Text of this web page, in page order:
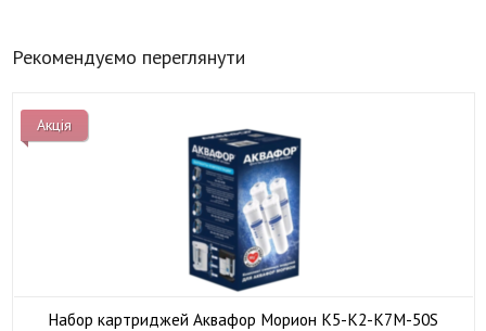
Рекомендуємо переглянути
Акція
Набор картриджей Аквафор Морион К5-К2-К7М-50S